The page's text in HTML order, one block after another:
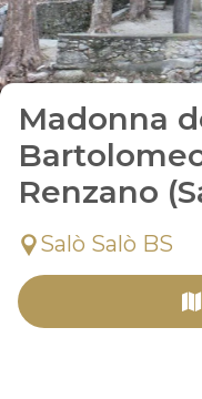
Madonna
Renzano
Salò Salò BS